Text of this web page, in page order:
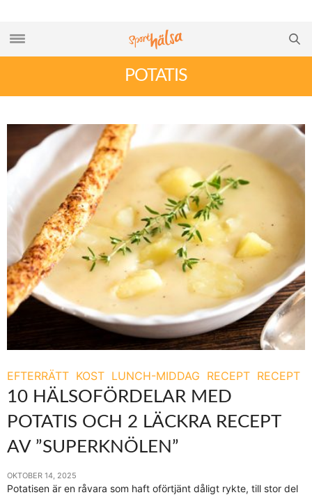
POTATIS
EFTERRÄTT KOST LUNCH-MIDDAG RECEPT RECEPT
10 HÄLSOFÖRDELAR MED
POTATIS OCH 2 LÄCKRA RECEPT
AV ”SUPERKNÖLEN”
OKTOBER 14, 2025
Potatisen är en råvara som haft oförtjänt dåligt rykte, till stor del